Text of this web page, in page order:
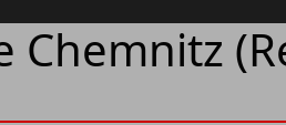
Chemnitz